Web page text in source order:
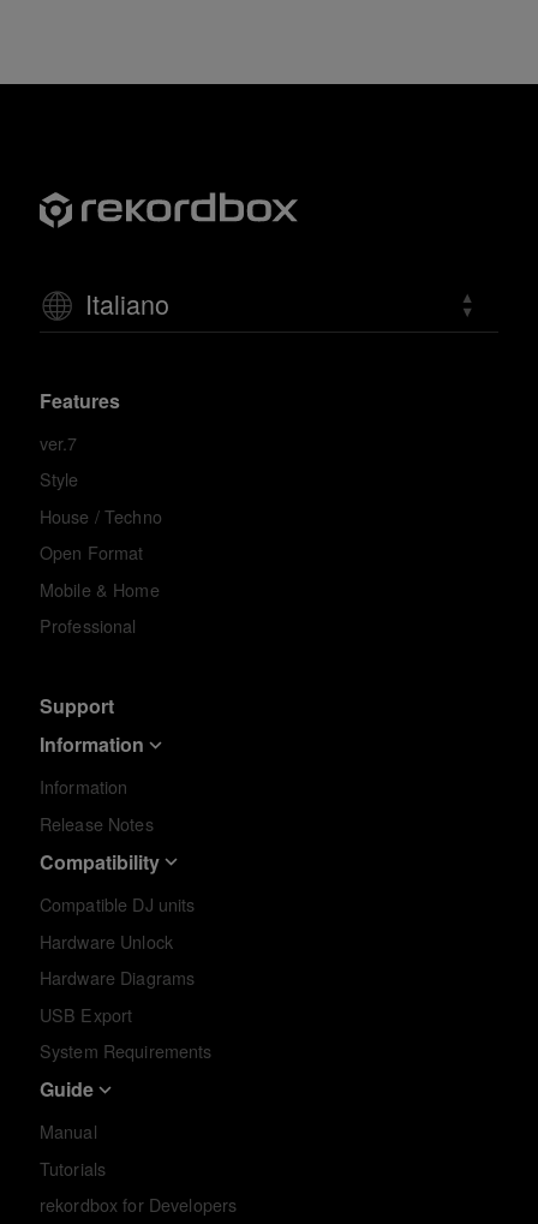
Italiano
Features
ver.7
Style
House / Techno
Open Format
Mobile & Home
Professional
Support
Information
Information
Release Notes
Compatibility
Compatible DJ units
Hardware Unlock
Hardware Diagrams
USB Export
System Requirements
Guide
Manual
Tutorials
rekordbox for Developers